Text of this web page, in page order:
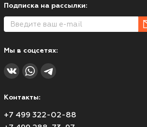
Подписка на рассылки:
Мы в соцсетях:
Контакты:
+7 499 322-02-88